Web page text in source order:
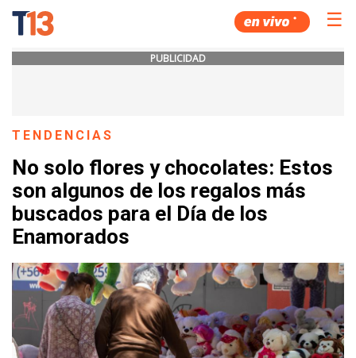
☰
PUBLICIDAD
TENDENCIAS
No solo flores y chocolates: Estos
son algunos de los regalos más
buscados para el Día de los
Enamorados